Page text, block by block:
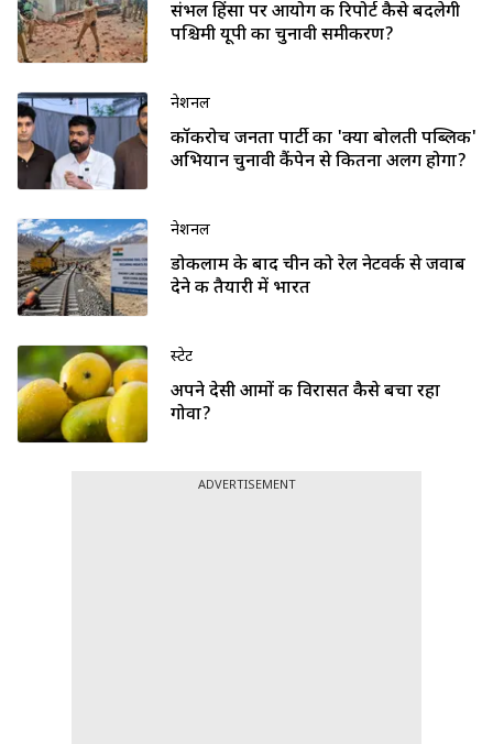
संभल हिंसा पर आयोग की रिपोर्ट कैसे बदलेगी
पश्चिमी यूपी का चुनावी समीकरण?
नेशनल
कॉकरोच जनता पार्टी का 'क्या बोलती पब्लिक'
अभियान चुनावी कैंपेन से कितना अलग होगा?
नेशनल
डोकलाम के बाद चीन को रेल नेटवर्क से जवाब
देने की तैयारी में भारत
स्टेट
अपने देसी आमों की विरासत कैसे बचा रहा
गोवा?
ADVERTISEMENT